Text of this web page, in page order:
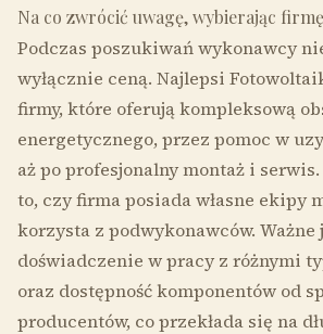
Na co zwrócić uwagę, wybierając
Podczas poszukiwań wykonawcy
wyłącznie ceną. Najlepsi
firmy, które oferują kompleksową
energetycznego, przez pomoc w
aż po profesjonalny montaż i
to, czy firma posiada własne ekipy
korzysta z podwykonawców.
doświadczenie w pracy z różnymi
oraz dostępność komponentów od
producentów, co przekłada się na